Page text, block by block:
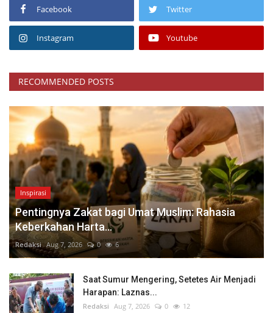
Facebook Twitter
Instagram Youtube
RECOMMENDED POSTS
Inspirasi
Pentingnya Zakat bagi Umat Muslim: Rahasia
Keberkahan Harta...
Redaksi Aug 7, 2026 0 6
Saat Sumur Mengering, Setetes Air Menjadi
Harapan: Laznas...
Redaksi Aug 7, 2026 0 12